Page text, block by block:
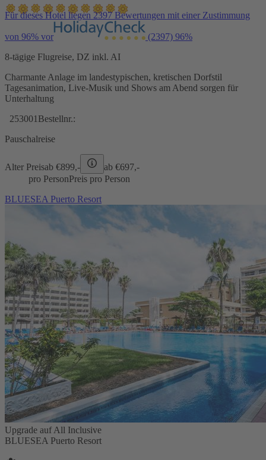
Für dieses Hotel liegen 2397 Bewertungen mit einer Zustimmung
von 96% vor (2397) 96%
8-tägige Flugreise, DZ inkl. AI
Charmante Anlage im landestypischen, kretischen Dorfstil
Tagesanimation, Live-Musik und Shows am Abend sorgen für
Unterhaltung
253001 Bestellnr.:
Pauschalreise
Alter Preisab €899,- ab €697,-
pro PersonPreis pro Person
BLUESEA Puerto Resort
Upgrade auf All Inclusive
BLUESEA Puerto Resort